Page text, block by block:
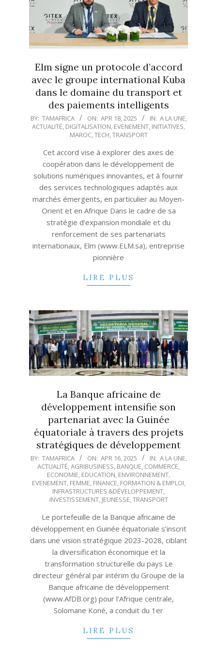
Elm signe un protocole d’accord
avec le groupe international Kuba
dans le domaine du transport et
des paiements intelligents
2025-
04-
BY: TAMAFRICA ON: APR 18, 2025 IN: A LA UNE,
ACTUALITÉ, DIGITALISATION, EVENEMENT, INITIATIVES,
MAROC,TECH,TRANSPORT
Cet accord vise à explorer des axes de
coopération dans le développement de
solutions numériques innovantes, et à fournir
des services technologiques adaptés aux
marchés émergents, en particulier au Moyen-
Orient et en Afrique Dans le cadre de sa
stratégie d’expansion mondiale et du
renforcement de ses partenariats
internationaux, Elm (www.ELM.sa), entreprise
pionnière
LIRE PLUS
La Banque africaine de
développement intensifie son
partenariat avec la Guinée
équatoriale à travers des projets
stratégiques de développement
2025-
04-
16
BY: TAMAFRICA ON: APR 16, 2025 IN: A LA UNE,
ACTUALITÉ,AGRIBUSINESS, BANQUE, COMMERCE,
ECONOMIE, EDUCATION, ENVIRONNEMENT,
EVENEMENT, FEMME, FINANCE, FORMATION & EMPLOI,
INFRASTRUCTURES &DÉVELOPPEMENT,
INVESTISSEMENT, JEUNESSE,TRANSPORT
Le portefeuille de la Banque africaine de
développement en Guinée équatoriale s’inscrit
dans une vision stratégique 2023-2028, ciblant
la diversification économique et la
transformation structurelle du pays Le
directeur général par intérim du Groupe de la
Banque africaine de développement
(www.AfDB.org) pour l’Afrique centrale,
Solomane Koné, a conduit du 1er
LIRE PLUS